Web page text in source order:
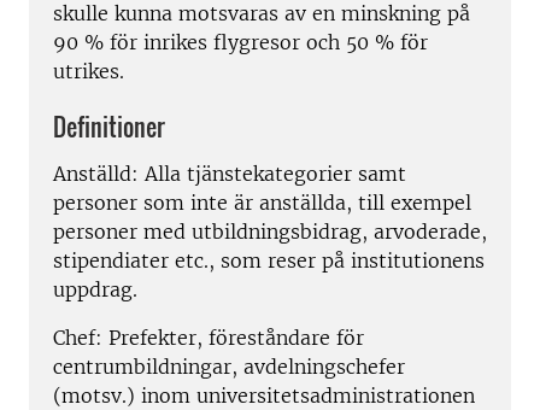
skulle kunna motsvaras av en minskning på
90 % för inrikes flygresor och 50 % för
utrikes.
Definitioner
Anställd: Alla tjänstekategorier samt
personer som inte är anställda, till exempel
personer med utbildningsbidrag, arvoderade,
stipendiater etc., som reser på institutionens
uppdrag.
Chef: Prefekter, föreståndare för
centrumbildningar, avdelningschefer
(motsv.) inom universitetsadministrationen